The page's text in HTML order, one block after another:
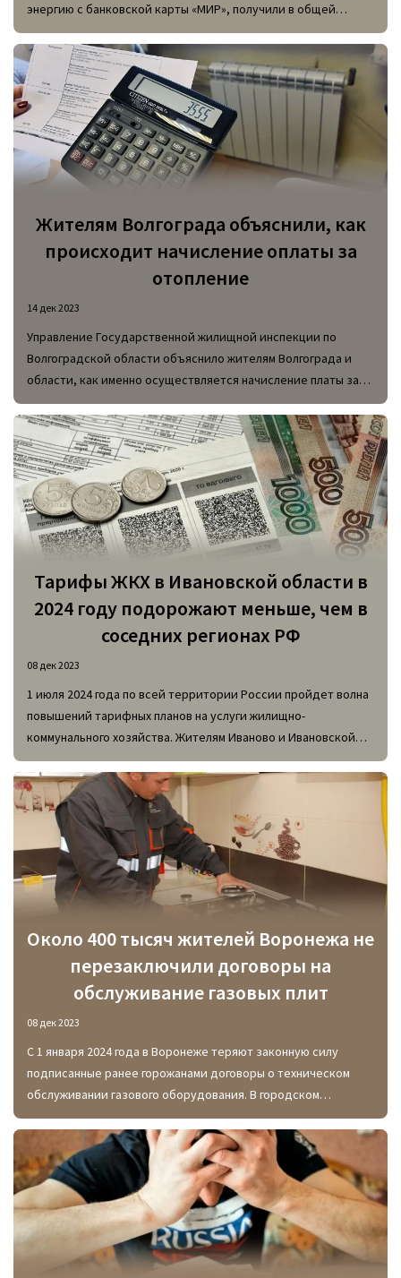
энергию с банковской карты «МИР», получили в общей
сложности 2,7 млн рублей кэшбэка.
Жителям Волгограда объяснили, как
происходит начисление оплаты за
отопление
14 дек 2023
Управление Государственной жилищной инспекции по
Волгоградской области объяснило жителям Волгограда и
области, как именно осуществляется начисление платы за
отопление и его перерасчет.
Тарифы ЖКХ в Ивановской области в
2024 году подорожают меньше, чем в
соседних регионах РФ
08 дек 2023
1 июля 2024 года по всей территории России пройдет волна
повышений тарифных планов на услуги жилищно-
коммунального хозяйства. Жителям Иваново и Ивановской
области немного повезло, так как подорожание ЖКУ в этом
субъекте Российской Федерации будет не столь
значительным, если сравнивать с повышениями тарифных
планов в соседних регионах.
Около 400 тысяч жителей Воронежа не
перезаключили договоры на
обслуживание газовых плит
08 дек 2023
С 1 января 2024 года в Воронеже теряют законную силу
подписанные ранее горожанами договоры о техническом
обслуживании газового оборудования. В городском
управлении ЖКХ пояснили, что это обусловлено
вступившими 1 сентября 2023 года изменениями в
российском законодательстве.